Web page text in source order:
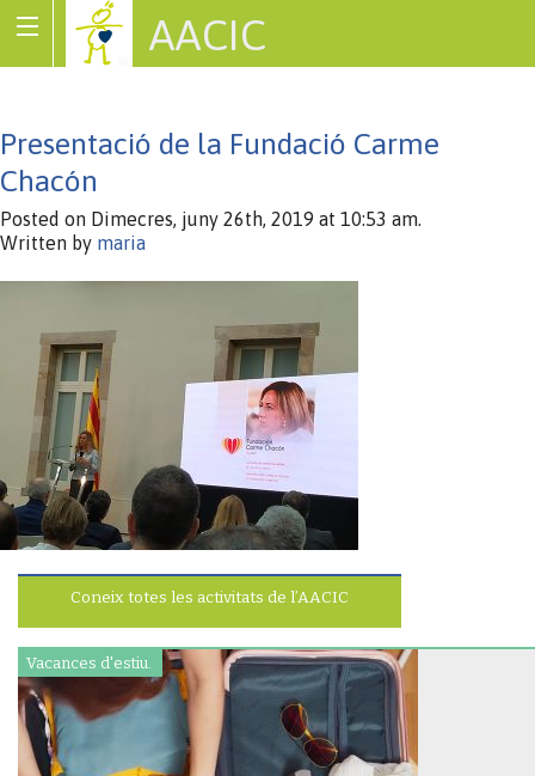
AACIC
Presentació de la Fundació Carme
Chacón
Posted on Dimecres, juny 26th, 2019 at 10:53 am.
Written by maria
Coneix totes les activitats de l’AACIC
Vacances d'estiu.